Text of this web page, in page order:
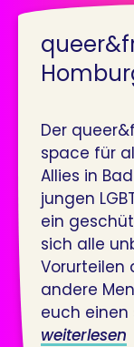
Der
space für
Allies in
jungen
ein
sich alle
Vorurteilen
andere
euch einen
weiterlesen